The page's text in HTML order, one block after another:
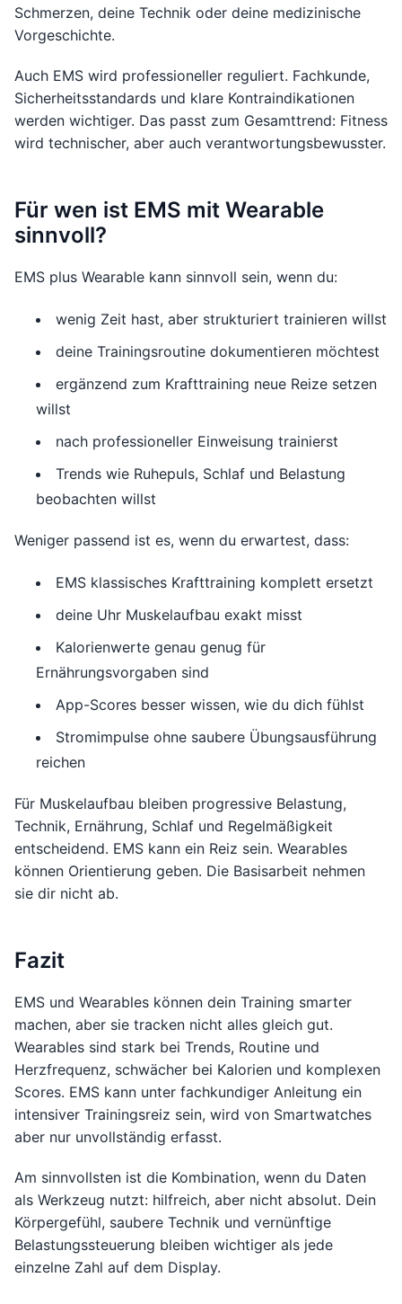
Schmerzen, deine Technik oder deine medizinische
Vorgeschichte.
Auch EMS wird professioneller reguliert. Fachkunde,
Sicherheitsstandards und klare Kontraindikationen
werden wichtiger. Das passt zum Gesamttrend: Fitness
wird technischer, aber auch verantwortungsbewusster.
Für wen ist EMS mit Wearable
sinnvoll?
EMS plus Wearable kann sinnvoll sein, wenn du:
wenig Zeit hast, aber strukturiert trainieren willst
deine Trainingsroutine dokumentieren möchtest
ergänzend zum Krafttraining neue Reize setzen
willst
nach professioneller Einweisung trainierst
Trends wie Ruhepuls, Schlaf und Belastung
beobachten willst
Weniger passend ist es, wenn du erwartest, dass:
EMS klassisches Krafttraining komplett ersetzt
deine Uhr Muskelaufbau exakt misst
Kalorienwerte genau genug für
Ernährungsvorgaben sind
App-Scores besser wissen, wie du dich fühlst
Stromimpulse ohne saubere Übungsausführung
reichen
Für Muskelaufbau bleiben progressive Belastung,
Technik, Ernährung, Schlaf und Regelmäßigkeit
entscheidend. EMS kann ein Reiz sein. Wearables
können Orientierung geben. Die Basisarbeit nehmen
sie dir nicht ab.
Fazit
EMS und Wearables können dein Training smarter
machen, aber sie tracken nicht alles gleich gut.
Wearables sind stark bei Trends, Routine und
Herzfrequenz, schwächer bei Kalorien und komplexen
Scores. EMS kann unter fachkundiger Anleitung ein
intensiver Trainingsreiz sein, wird von Smartwatches
aber nur unvollständig erfasst.
Am sinnvollsten ist die Kombination, wenn du Daten
als Werkzeug nutzt: hilfreich, aber nicht absolut. Dein
Körpergefühl, saubere Technik und vernünftige
Belastungssteuerung bleiben wichtiger als jede
einzelne Zahl auf dem Display.